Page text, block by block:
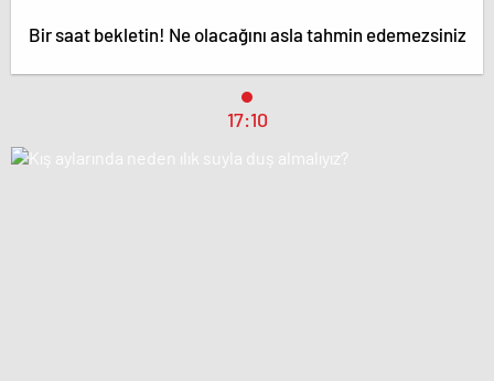
Bir saat bekletin! Ne olacağını asla tahmin edemezsiniz
17:10